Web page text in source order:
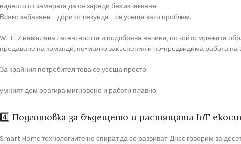
видеото от камерата да се зареди без изчакване
Всяко забавяне – дори от секунда – се усеща като проблем.
Wi-Fi 7 намалява латентността и подобрява начина, по който мрежата
предаване на команди, по-малко закъснения и по-предвидима работа на
За крайния потребител това се усеща просто:
умният дом реагира мигновено и работи плавно.
4️⃣ Подготовка за бъдещето и растящата IoT
Smart Home технологиите не спират да се развиват. Днес говорим за